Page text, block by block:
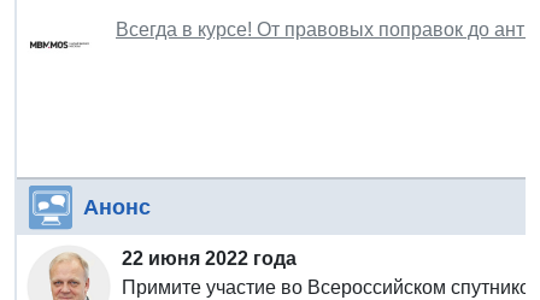
Всегда в курсе! От правовых поправок до
Анонс
22 июня 2022 года
Примите участие во Всероссийском